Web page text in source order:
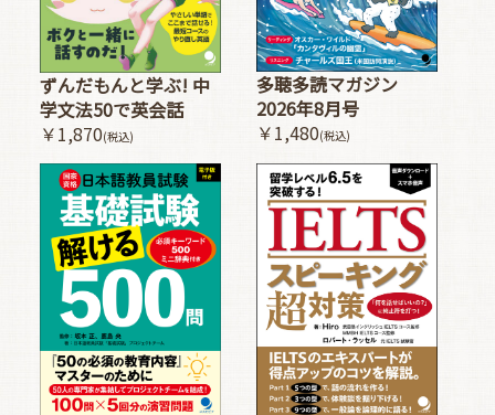
ずんだもんと学ぶ! 中
学文法50で英会話
￥1,870(税込)
多聴多読マガジン
2026年8月号
￥1,480(税込)